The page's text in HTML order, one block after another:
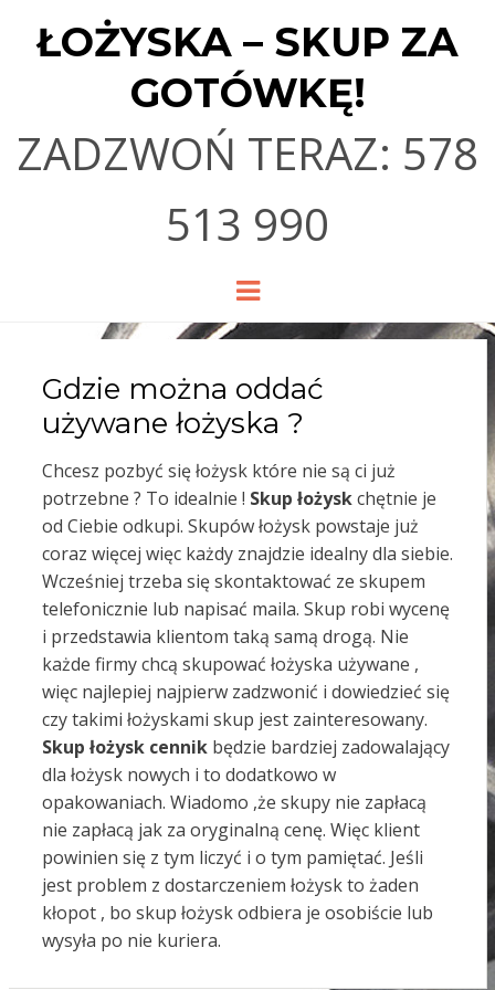
ŁOŻYSKA – SKUP ZA
GOTÓWKĘ!
ZADZWOŃ TERAZ: 578
513 990
Menu
Gdzie można oddać
używane łożyska ?
Chcesz pozbyć się łożysk które nie są ci już
potrzebne ? To idealnie ! Skup łożyskchętnie je
od Ciebie odkupi. Skupów łożysk powstaje już
coraz więcej więc każdy znajdzie idealny dla siebie.
Wcześniej trzeba się skontaktować ze skupem
telefonicznie lub napisać maila. Skup robi wycenę
i przedstawia klientom taką samą drogą. Nie
każde firmy chcą skupować łożyska używane ,
więc najlepiej najpierw zadzwonić i dowiedzieć się
czy takimi łożyskami skup jest zainteresowany.
Skup łożysk cennikbędzie bardziej zadowalający
dla łożysk nowych i to dodatkowo w
opakowaniach. Wiadomo ,że skupy nie zapłacą
nie zapłacą jak za oryginalną cenę. Więc klient
powinien się z tym liczyć i o tym pamiętać. Jeśli
jest problem z dostarczeniem łożysk to żaden
kłopot , bo skup łożysk odbiera je osobiście lub
wysyła po nie kuriera.